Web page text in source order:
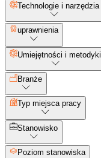
Technologie i narzędzia
uprawnienia
Umiejętności i metodyki
Branże
Typ miejsca pracy
Stanowisko
Poziom stanowiska